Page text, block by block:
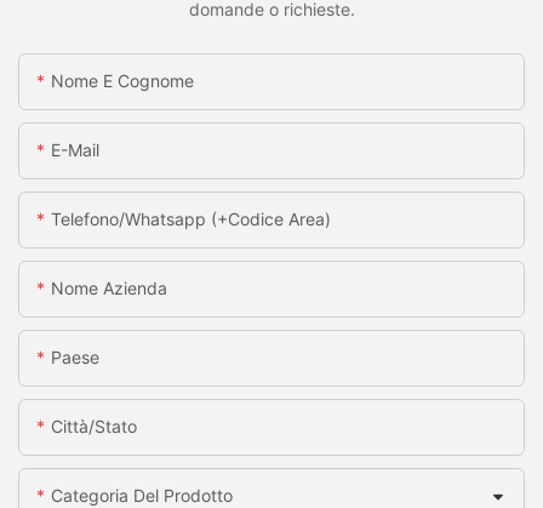
domande o richieste.
Nome E Cognome
E-Mail
Telefono/whatsapp (+codice Area)
Nome Azienda
Paese
Città/stato
Categoria Del Prodotto